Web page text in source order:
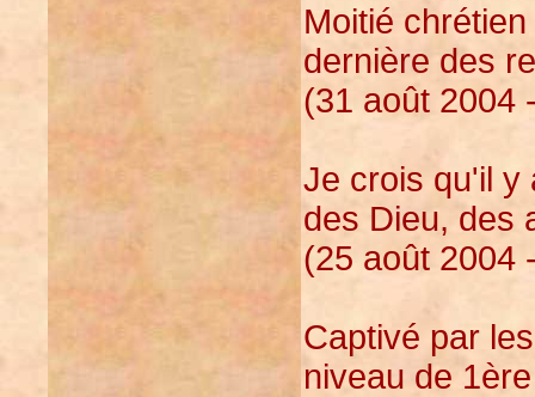
Moitié
dernière des
(31 août 2004
Je crois qu'il y
des Dieu, des
(25 août 2004
Captivé par
niveau de